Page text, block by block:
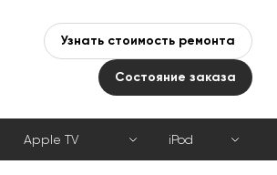
Узнать стоимость ремонта
Состояние заказа
Apple TV iPod